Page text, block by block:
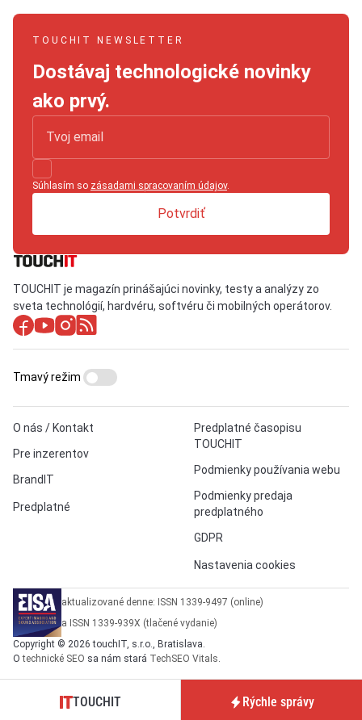
TOUCHIT NEWSLETTER
Dostávaj technologické novinky
ako prvý.
Súhlasím so zásadami spracovaním údajov.
Potvrdiť
TOUCHIT je magazín prinášajúci novinky, testy a analýzy zo
sveta technológií, hardvéru, softvéru či mobilných operátorov.
O nás / Kontakt
Pre inzerentov
BrandIT
Predplatné
Predplatné časopisu
TOUCHIT
Podmienky používania webu
Podmienky predaja
predplatného
GDPR
Nastavenia cookies
Tmavý režim
aktualizované denne: ISSN 1339-9497 (online)
a ISSN 1339-939X (tlačené vydanie)
Copyright © 2026 touchIT, s.r.o., Bratislava.
Otechnické SEO sa nám stará TechSEO Vitals.
TOUCHIT Rýchle správy